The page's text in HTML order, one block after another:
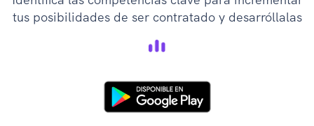
tus posibilidades de ser contratado y desarróllalas